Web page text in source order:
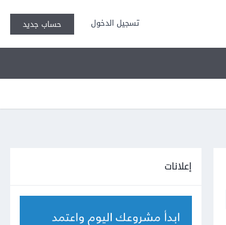
تسجيل الدخول حساب جديد
إعلانات